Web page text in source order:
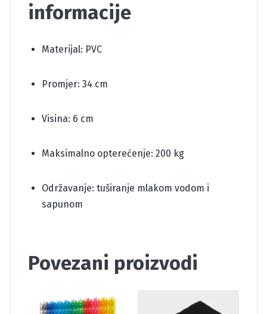
informacije
Materijal: PVC
Promjer: 34 cm
Visina: 6 cm
Maksimalno opterećenje: 200 kg
Održavanje: tuširanje mlakom vodom i
sapunom
Povezani proizvodi